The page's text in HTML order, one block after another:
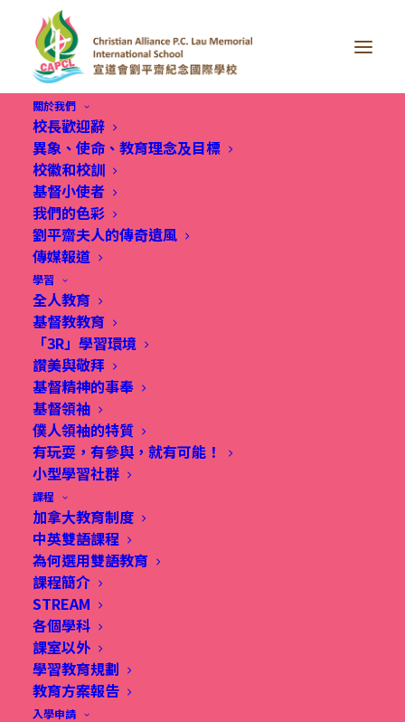
關於我們
校長歡迎辭
異象、使命、教育理念及目標
校徽和校訓
基督小使者
我們的色彩
劉平齋夫人的傳奇遺風
傳媒報道
學習
全人教育
基督教教育
「3R」學習環境
讚美與敬拜
基督精神的事奉
基督領袖
僕人領袖的特質
有玩耍，有參與，就有可能！
小型學習社群
課程
加拿大教育制度
中英雙語課程
為何選用雙語教育
課程簡介
STREAM
各個學科
課室以外
學習教育規劃
教育方案報告
入學申請
10 Sep 2025, 國際學校體驗日2025｜宣道會劉
平齋紀念國際學校 開放式學習創造無限可能,